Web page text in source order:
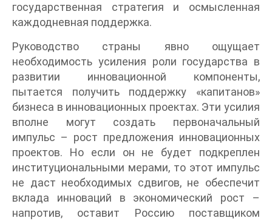
государственная стратегия и осмысленная
каждодневная поддержка.
Руководство страны явно ощущает
необходимость усиления роли государства в
развитии инновационной компоненты,
пытается получить поддержку «капитанов»
бизнеса в инновационных проектах. Эти усилия
вполне могут создать первоначальный
импульс – рост предложения инновационных
проектов. Но если он не будет подкреплен
институциональными мерами, то этот импульс
не даст необходимых сдвигов, не обеспечит
вклада инноваций в экономический рост –
напротив, оставит Россию поставщиком